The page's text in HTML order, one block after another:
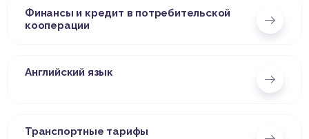
Финансы и кредит в потребительской
кооперации
Английский язык
Транспортные тарифы